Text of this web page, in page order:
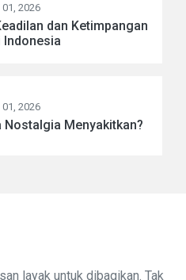
2026
dan Ketimpangan
Indonesia
2026
Nostalgia Menyakitkan?
layak untuk dibagikan. Tak